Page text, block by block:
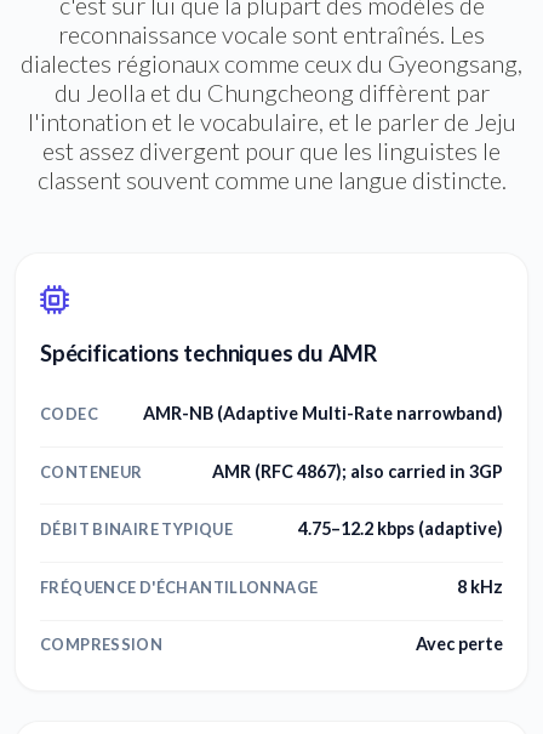
reconnaissance vocale sont entraînés. Les
dialectes régionaux comme ceux du Gyeongsang,
du Jeolla et du Chungcheong diffèrent par
l'intonation et le vocabulaire, et le parler de Jeju
est assez divergent pour que les linguistes le
classent souvent comme une langue distincte.
Spécifications techniques du AMR
CODEC AMR-NB (Adaptive Multi-Rate narrowband)
CONTENEUR AMR (RFC 4867); also carried in 3GP
DÉBIT BINAIRE TYPIQUE 4.75–12.2 kbps (adaptive)
FRÉQUENCE D'ÉCHANTILLONNAGE 8 kHz
COMPRESSION Avec perte